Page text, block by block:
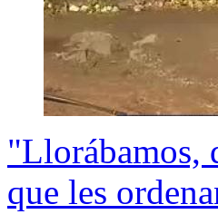
"Llorábamos,
que les